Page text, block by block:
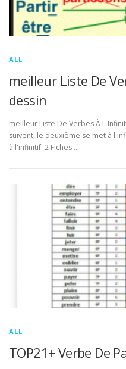
ALL
meilleur Liste De
dessin
meilleur Liste De Verbes À L
suivent, le deuxième se met à
à l'infinitif. 2 Fiches …
ALL
TOP21+ Verbe De